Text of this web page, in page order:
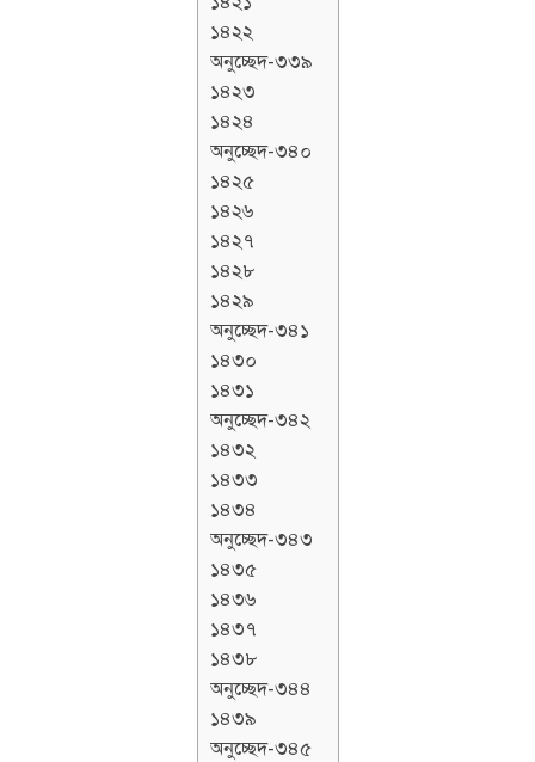
১৪২২
অনুচ্ছেদ-৩৩৯
১৪২৩
১৪২৪
অনুচ্ছেদ-৩৪০
১৪২৫
১৪২৬
১৪২৭
১৪২৮
১৪২৯
অনুচ্ছেদ-৩৪১
১৪৩০
১৪৩১
অনুচ্ছেদ-৩৪২
১৪৩২
১৪৩৩
১৪৩৪
অনুচ্ছেদ-৩৪৩
১৪৩৫
১৪৩৬
১৪৩৭
১৪৩৮
অনুচ্ছেদ-৩৪৪
১৪৩৯
অনুচ্ছেদ-৩৪৫